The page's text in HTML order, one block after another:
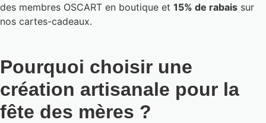
des membres OSCART en boutique et 15% de rabais sur
nos cartes-cadeaux.
Pourquoi choisir une
création artisanale pour la
fête des mères ?